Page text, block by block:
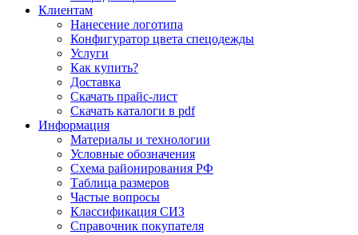
Клиентам
Нанесение логотипа
Конфигуратор цвета спецодежды
Услуги
Как купить?
Доставка
Скачать прайс-лист
Скачать каталоги в pdf
Информация
Материалы и технологии
Условные обозначения
Схема районирования РФ
Таблица размеров
Частые вопросы
Классификация СИЗ
Справочник покупателя